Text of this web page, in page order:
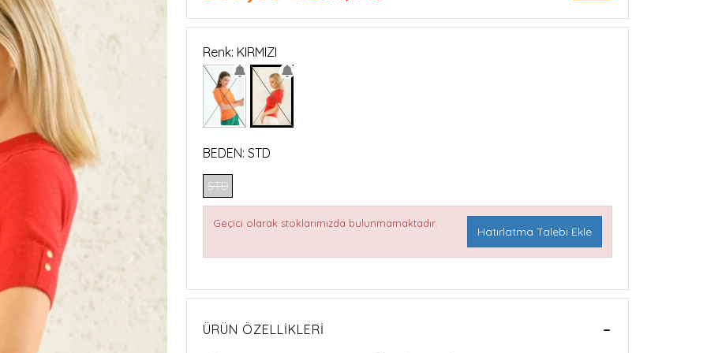
Renk: KIRMIZI
BEDEN: STD
STD
Geçici olarak stoklarımızda bulunmamaktadır.
Hatırlatma Talebi Ekle
ÜRÜN ÖZELLIKLERI